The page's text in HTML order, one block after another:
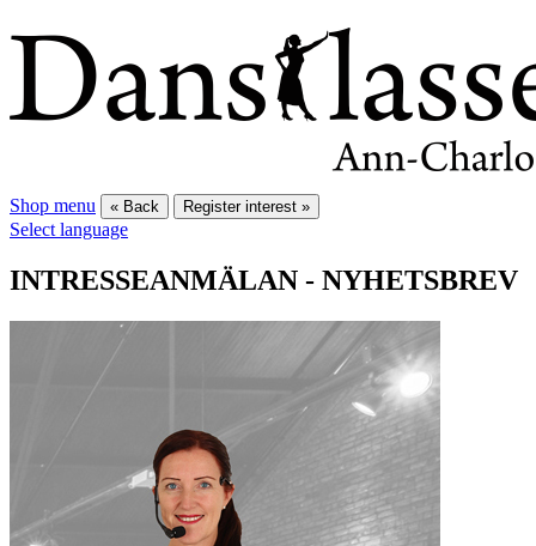
Shop menu « Back Register interest »
Select language
INTRESSEANMÄLAN - NYHETSBREV